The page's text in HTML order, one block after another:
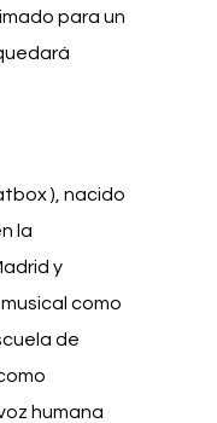
para un
), nacido
la
y
como
de
humana